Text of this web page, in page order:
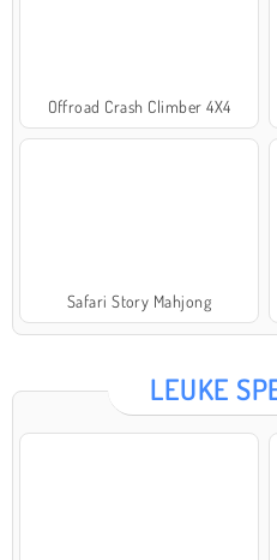
Offroad Crash Climber 4X4
Safari Story Mahjong
LEUKE